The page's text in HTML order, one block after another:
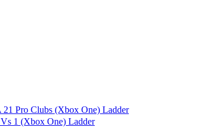
21 Pro Clubs (Xbox One) Ladder
1 (Xbox One) Ladder